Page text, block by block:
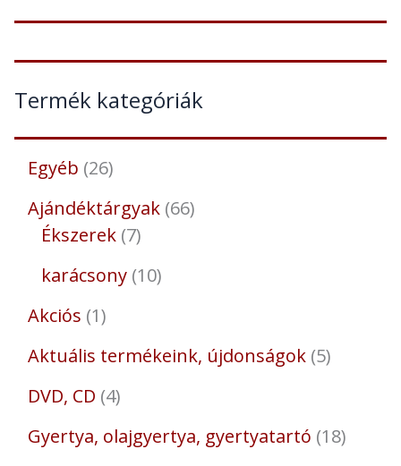
Termék kategóriák
Egyéb 26
Ajándéktárgyak 66
Ékszerek 7
karácsony 10
Akciós 1
Aktuális termékeink, újdonságok 5
DVD, CD 4
Gyertya, olajgyertya, gyertyatartó 18